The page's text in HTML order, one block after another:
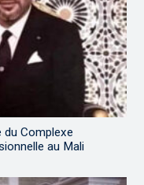
du Complexe
au Mali